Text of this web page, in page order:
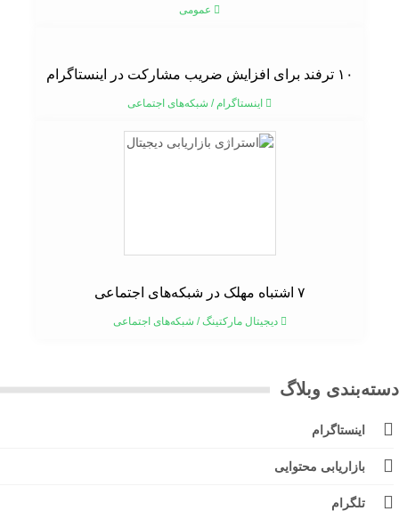
عمومی
۱۰ ترفند برای افزایش ضریب مشارکت در اینستاگرام
اینستاگرام/شبکه‌های اجتماعی
دیجیتال مارکتینگ/شبکه‌های اجتماعی
وبلاگ
اینستاگرام
بازاریابی محتوایی
تلگرام